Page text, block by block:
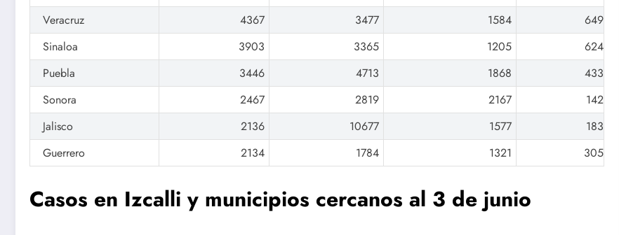
Veracruz
4367 3477 1584
649
Sinaloa
3903 3365 1205
624
Puebla
3446 4713 1868
433
Sonora
2467 2819 2167
142
Jalisco
2136 10677 1577
183
Guerrero
2134 1784 1321 305
Casos en Izcalli y municipios cercanos al 3 de junio